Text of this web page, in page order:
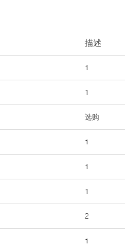
描述
1
1
选购
1
1
1
2
1